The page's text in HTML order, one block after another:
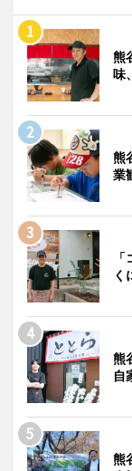
熊
味
熊
業
く
熊
自
熊